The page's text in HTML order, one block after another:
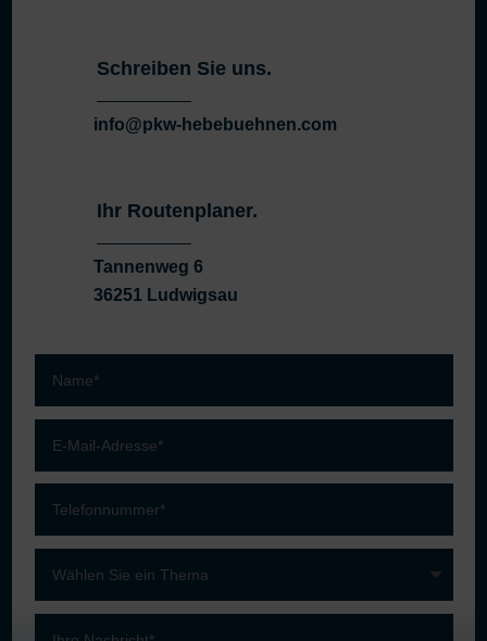
Schreiben Sie uns.
info@pkw-hebebuehnen.com
Ihr Routenplaner.
Tannenweg 6
36251 Ludwigsau